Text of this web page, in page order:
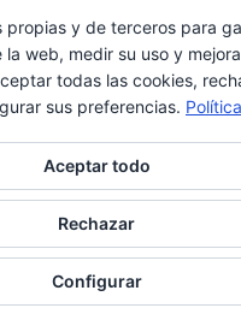
privacidad
propias y de terceros para
web, medir su uso y
todas las cookies,
sus preferencias.
Aceptar todo
Rechazar
Configurar